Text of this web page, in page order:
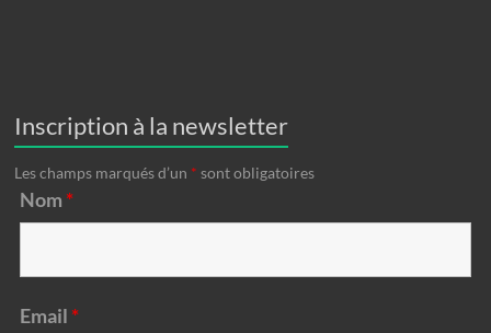
Inscription à la newsletter
Les champs marqués d’un * sont obligatoires
Nom *
Email *